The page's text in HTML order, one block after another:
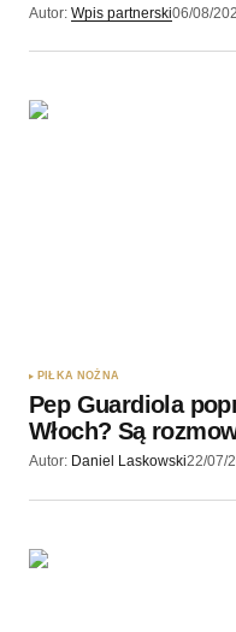
Autor: Wpis partnerski06/08/
PIŁKA NOŻNA
Pep Guardiola
Włoch? Są
Autor: Daniel Laskowski22/07/